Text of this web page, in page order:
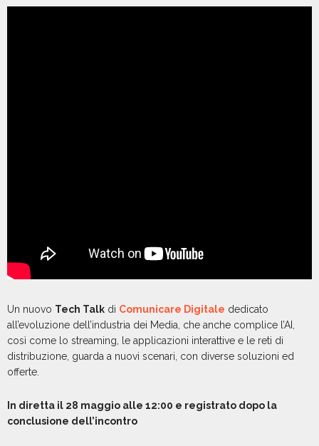
Un nuovo Tech Talk di Comunicare Digitale dedicato
all’evoluzione dell’industria dei Media, che anche complice l’AI,
così come lo streaming, le applicazioni interattive e le reti di
distribuzione, guarda a nuovi scenari, con diverse soluzioni ed
offerte.
In diretta il 28 maggio alle 12:00 e registrato dopo la
conclusione dell’incontro